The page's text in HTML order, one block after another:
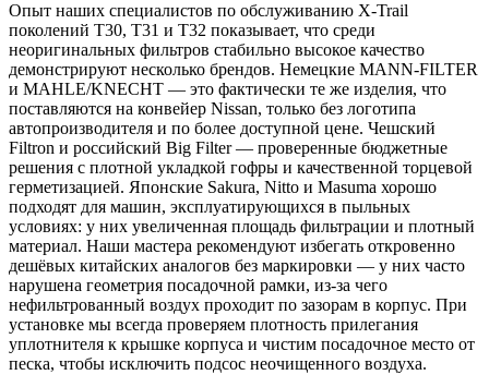
Опыт наших специалистов по обслуживанию X-Trail
поколений T30, T31 и T32 показывает, что среди
неоригинальных фильтров стабильно высокое качество
демонстрируют несколько брендов. Немецкие MANN-FILTER
и MAHLE/KNECHT — это фактически те же изделия, что
поставляются на конвейер Nissan, только без логотипа
автопроизводителя и по более доступной цене. Чешский
Filtron и российский Big Filter — проверенные бюджетные
решения с плотной укладкой гофры и качественной торцевой
герметизацией. Японские Sakura, Nitto и Masuma хорошо
подходят для машин, эксплуатирующихся в пыльных
условиях: у них увеличенная площадь фильтрации и плотный
материал. Наши мастера рекомендуют избегать откровенно
дешёвых китайских аналогов без маркировки — у них часто
нарушена геометрия посадочной рамки, из-за чего
нефильтрованный воздух проходит по зазорам в корпус. При
установке мы всегда проверяем плотность прилегания
уплотнителя к крышке корпуса и чистим посадочное место от
песка, чтобы исключить подсос неочищенного воздуха.